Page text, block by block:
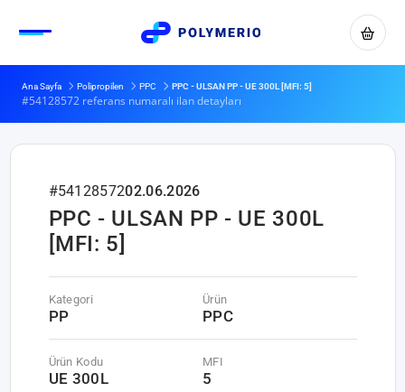
Ana Sayfa Polipropilen PPC PPC - ULSAN PP - UE 300L [MFI: 5]
#54128572 referans numaralı ilan detayları
#5412857202.06.2026
PPC - ULSAN PP - UE 300L
[MFI: 5]
Kategori
PP
Ürün
PPC
Ürün Kodu
UE 300L
MFI
5